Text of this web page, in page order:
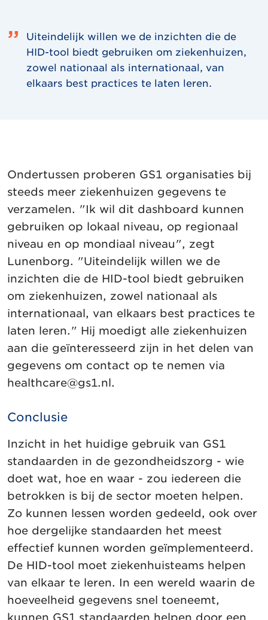
Uiteindelijk willen we de inzichten die de
HID-tool biedt gebruiken om ziekenhuizen,
zowel nationaal als internationaal, van
elkaars best practices te laten leren.
Ondertussen proberen GS1 organisaties bij
steeds meer ziekenhuizen gegevens te
verzamelen. "Ik wil dit dashboard kunnen
gebruiken op lokaal niveau, op regionaal
niveau en op mondiaal niveau", zegt
Lunenborg. "Uiteindelijk willen we de
inzichten die de HID-tool biedt gebruiken
om ziekenhuizen, zowel nationaal als
internationaal, van elkaars best practices te
laten leren." Hij moedigt alle ziekenhuizen
aan die geïnteresseerd zijn in het delen van
gegevens om contact op te nemen via
healthcare@gs1.nl.
Conclusie
Inzicht in het huidige gebruik van GS1
standaarden in de gezondheidszorg - wie
doet wat, hoe en waar - zou iedereen die
betrokken is bij de sector moeten helpen.
Zo kunnen lessen worden gedeeld, ook over
hoe dergelijke standaarden het meest
effectief kunnen worden geïmplementeerd.
De HID-tool moet ziekenhuisteams helpen
van elkaar te leren. In een wereld waarin de
hoeveelheid gegevens snel toeneemt,
kunnen GS1 standaarden helpen door een